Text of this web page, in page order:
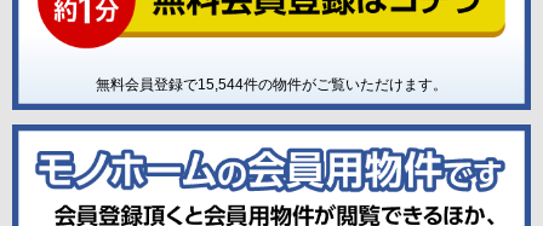
無料会員登録で15,544件の物件がご覧いただけます。